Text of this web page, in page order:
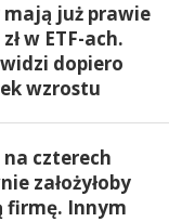
mają już prawie
w ETF-ach.
dopiero
wzrostu
na czterech
założyłoby
firmę. Innym